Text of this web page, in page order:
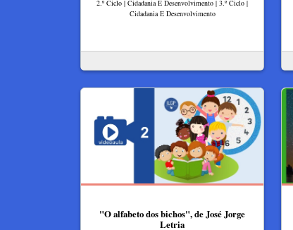
2.º Ciclo | Cidadania E Desenvolvimento | 3.º Ciclo |
Cidadania E Desenvolvimento
"O alfabeto dos bichos", de José Jorge
Letria